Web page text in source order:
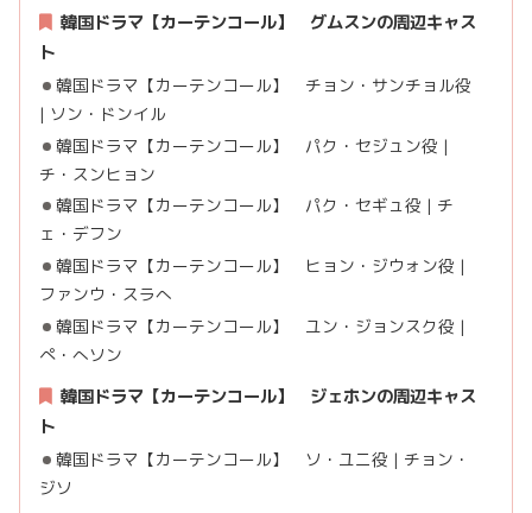
韓国ドラマ【カーテンコール】 グムスンの周辺キャス
ト
韓国ドラマ【カーテンコール】 チョン・サンチョル役
| ソン・ドンイル
韓国ドラマ【カーテンコール】 パク・セジュン役 |
チ・スンヒョン
韓国ドラマ【カーテンコール】 パク・セギュ役 | チ
ェ・デフン
韓国ドラマ【カーテンコール】 ヒョン・ジウォン役 |
ファンウ・スラへ
韓国ドラマ【カーテンコール】 ユン・ジョンスク役 |
ぺ・へソン
韓国ドラマ【カーテンコール】 ジェホンの周辺キャス
ト
韓国ドラマ【カーテンコール】 ソ・ユニ役 | チョン・
ジソ